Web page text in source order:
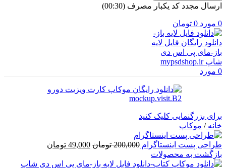
ارسال مجدد کد یکبار مصرف (00:
30
)
0 مورد 0 تومان
0 مورد
برای بزرگنمایی کلیک کنید
خانه/ موکاپ
طراحی پست اینستاگرام 200,000 تومان قیمت
200,000 تومان
49,000 تومان
49,000 تومان
بازگشت به محصولات